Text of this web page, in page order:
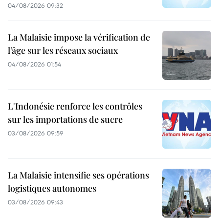
04/08/2026 09:32
La Malaisie impose la vérification de
l’âge sur les réseaux sociaux
04/08/2026 01:54
L'Indonésie renforce les contrôles
sur les importations de sucre
03/08/2026 09:59
La Malaisie intensifie ses opérations
logistiques autonomes
03/08/2026 09:43